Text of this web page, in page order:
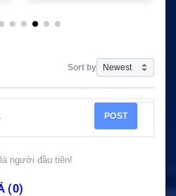
Sort by
POST
người đầu tiên!
(0)